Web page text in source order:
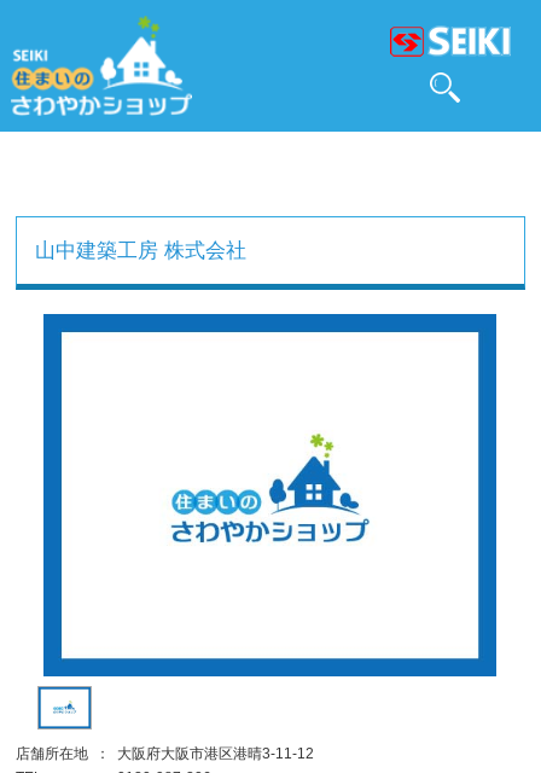
山中建築工房 株式会社
店舗所在地 ：
大阪府大阪市港区港晴3-11-12